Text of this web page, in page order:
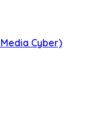
Cyber)